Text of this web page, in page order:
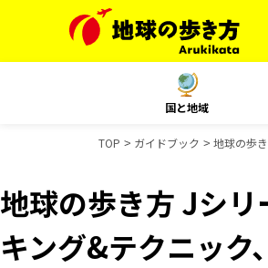
国と地域
TOP ガイドブック 地球の歩
地球の歩き方 Jシ
キング&テクニッ